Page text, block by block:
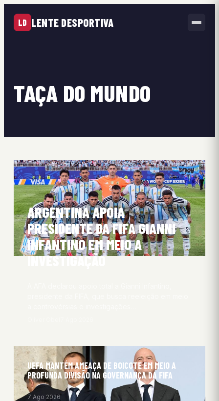
LD LENTE DESPORTIVA
TAÇA DO MUNDO
ARGENTINA APOIA
PRESIDENTE DA FIFA GIANNI
INFANTINO EM MEIO A
INVESTIGAÇÃO
UEFA MANTÉM AMEAÇA DE BOICOTE EM MEIO A
PROFUNDA DIVISÃO NA GOVERNANÇA DA FIFA
7 Ago 2026